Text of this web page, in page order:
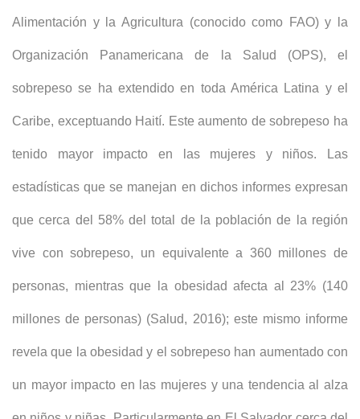
Alimentación y la Agricultura (conocido como FAO) y la
Organización Panamericana de la Salud (OPS), el
sobrepeso se ha extendido en toda América Latina y el
Caribe, exceptuando Haití. Este aumento de sobrepeso ha
tenido mayor impacto en las mujeres y niños. Las
estadísticas que se manejan en dichos informes expresan
que cerca del 58% del total de la población de la región
vive con sobrepeso, un equivalente a 360 millones de
personas, mientras que la obesidad afecta al 23% (140
millones de personas) (Salud, 2016); este mismo informe
revela que la obesidad y el sobrepeso han aumentado con
un mayor impacto en las mujeres y una tendencia al alza